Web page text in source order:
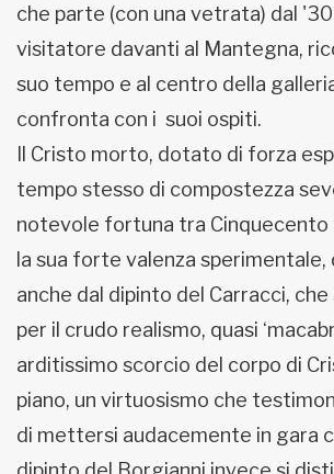
che parte (con una vetrata) dal
visitatore davanti al Mantegna,
suo tempo e al centro della
confronta con i suoi ospiti.
Il Cristo morto, dotato di forza
tempo stesso di compostezza
notevole fortuna tra Cinquecento
la sua forte valenza
anche dal dipinto del Carracci,
per il crudo realismo, quasi
arditissimo scorcio del corpo di
piano, un virtuosismo che
di mettersi audacemente in gara